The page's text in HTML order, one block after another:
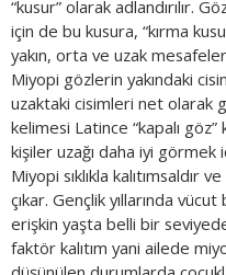
“kusur” olarak adlandırılır.
için de bu kusura, “kırma
yakın, orta ve uzak
Miyopi gözlerin yakındaki
uzaktaki cisimleri net olarak
kelimesi Latince “kapalı
kişiler uzağı daha iyi görmek
Miyopi sıklıkla kalıtımsaldır
çıkar. Gençlik yıllarında
erişkin yaşta belli bir
faktör kalıtım yani ailede